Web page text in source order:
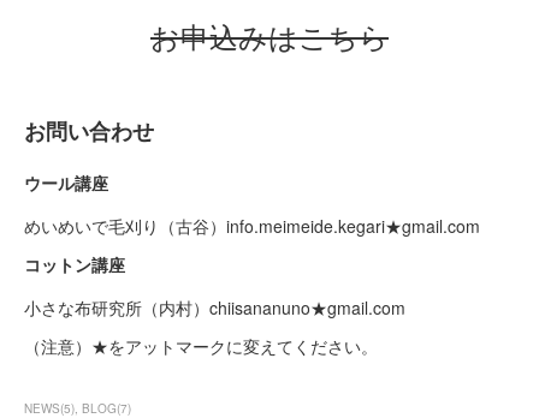
お申込みはこちら
お問い合わせ
ウール講座
めいめいで毛刈り（古谷）info.meimeide.kegari★gmail.com
コットン講座
小さな布研究所（内村）chiisananuno★gmail.com
（注意）★をアットマークに変えてください。
NEWS(5) BLOG(7)